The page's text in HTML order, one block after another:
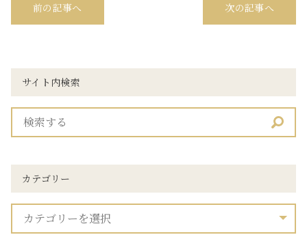
前の記事へ 次の記事へ
サイト内検索
カテゴリー